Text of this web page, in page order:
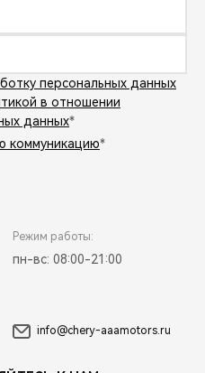
персональных данных
в отношении
данных*
коммуникацию*
Режим работы:
пн-вс: 08:00-21:00
info@chery-aaamotors.ru